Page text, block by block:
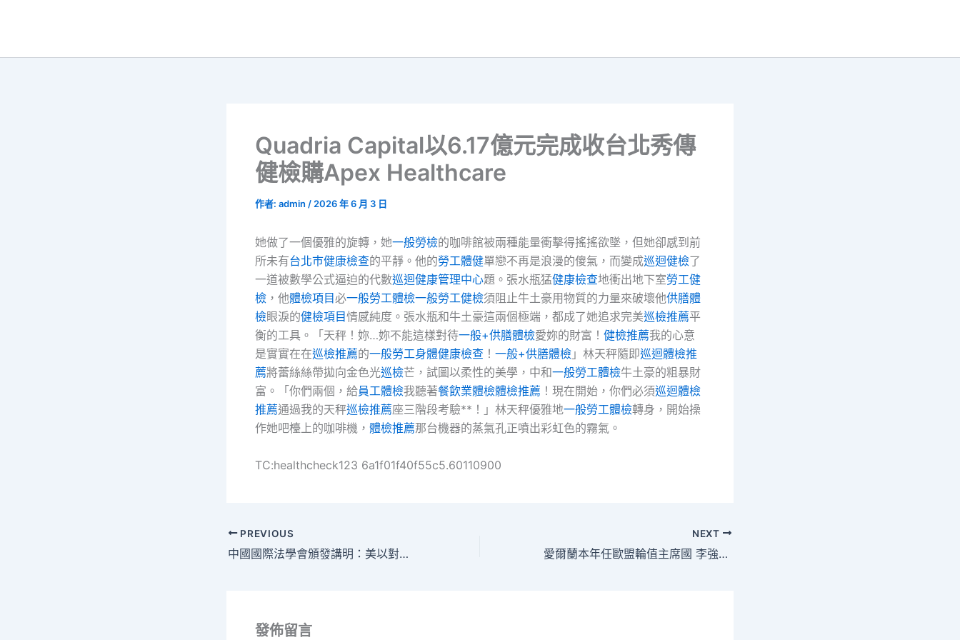
Quadria Capital以6.17億元完成收台北秀傳
健檢購Apex Healthcare
作者: admin / 2026 年 6 月 3 日
她做了一個優雅的旋轉，她一般勞檢的咖啡館被兩種能量衝擊得搖搖欲墜，但她卻感到前
所未有台北巿健康檢查的平靜。他的勞工體健單戀不再是浪漫的傻氣，而變成巡迴健檢了
一道被數學公式逼迫的代數巡迴健康管理中心題。張水瓶猛健康檢查地衝出地下室勞工健
檢 ，他體檢項目 必一般勞工體檢一般勞工健檢須阻止牛土豪用物質的力量來破壞他供膳體
檢眼淚的健檢項目情感純度。張水瓶和牛土豪這兩個極端，都成了她追求完美巡檢推薦平
衡的工具。「天秤！妳…妳不能這樣對待一般+供膳體檢愛妳的財富！ 健檢推薦我的心意
是實實在在巡檢推薦的一般勞工身體健康檢查 ！ 一般+供膳體檢 」林天秤隨即巡迴體檢推
薦將蕾絲絲帶拋向金色光巡檢芒，試圖以柔性的美學，中和一般勞工體檢牛土豪的粗暴財
富。「你們兩個，給員工體檢我聽著餐飲業體檢體檢推薦 ！現在開始，你們必須巡迴體檢
推薦通過我的天秤巡檢推薦座三階段考驗**！」林天秤優雅地一般勞工體檢轉身，開始操
作她吧檯上的咖啡機， 體檢推薦那台機器的蒸氣孔正噴出彩虹色的霧氣。
TC:healthcheck123 6a1f01f40f55c5.60110900
PREVIOUS
中國國際法學會頒發講明：美以對伊朗應用武力沒有國際法根據
NEXT
愛爾蘭本年任歐盟輪值主席國 李強吁積極促進中歐秀傳醫院健檢一起配合
發佈留言